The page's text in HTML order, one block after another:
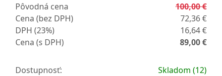
Pôvodná cena
100,00 €
Cena (bez DPH)
72,36 €
DPH (23%)
16,64 €
Cena (s DPH)
89,00 €
Dostupnosť: Skladom (12)